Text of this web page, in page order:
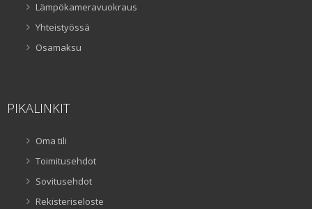
Lämpökameravuokraus
Yhteistyössä
Osamaksu
PIKALINKIT
Oma tili
Toimitusehdot
Sovitusehdot
Rekisteriseloste